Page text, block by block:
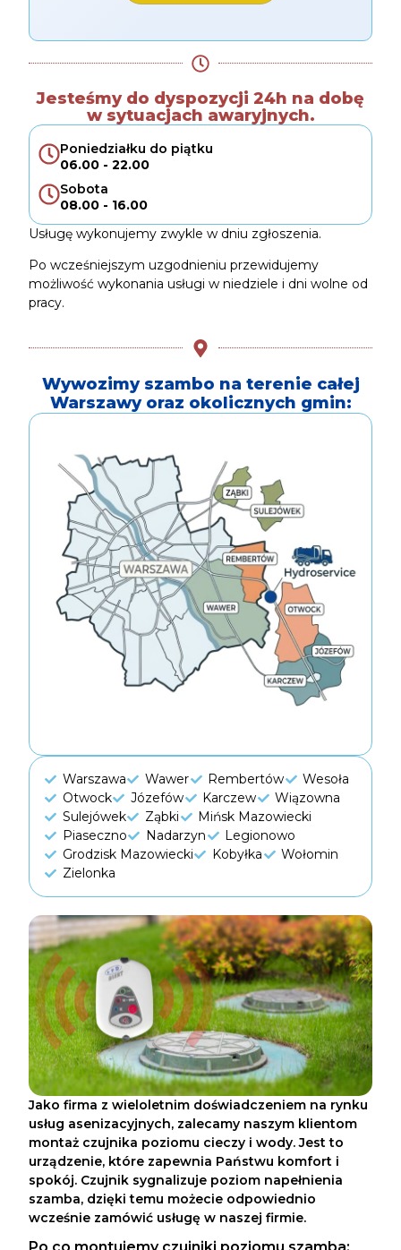
Jesteśmy do dyspozycji 24h na dobę
w sytuacjach awaryjnych.
Poniedziałku do piątku
06.00 - 22.00
Sobota
08.00 - 16.00
Usługę wykonujemy zwykle w dniu zgłoszenia.
Po wcześniejszym uzgodnieniu przewidujemy
możliwość wykonania usługi w niedziele i dni wolne od
pracy.
Wywozimy szambo na terenie całej
Warszawy oraz okolicznych gmin:
Warszawa Wawer Rembertów
Wesoła
Otwock
Józefów Karczew
Wiązowna
Sulejówek
Ząbki
Mińsk Mazowiecki
Piaseczno
Nadarzyn
Legionowo
Grodzisk Mazowiecki
Kobyłka
Wołomin
Zielonka
Jako firma z wieloletnim doświadczeniem na rynku
usług asenizacyjnych, zalecamy naszym klientom
montaż czujnika poziomu cieczy i wody. Jest to
urządzenie, które zapewnia Państwu komfort i
spokój. Czujnik sygnalizuje poziom napełnienia
szamba, dzięki temu możecie odpowiednio
wcześnie zamówić usługę w naszej firmie.